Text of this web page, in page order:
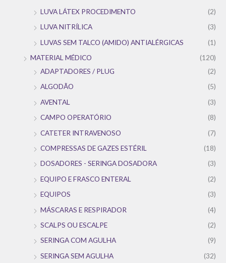
LUVA LÁTEX PROCEDIMENTO
(2)
LUVA NITRÍLICA
(3)
LUVAS SEM TALCO (AMIDO) ANTIALÉRGICAS
(1)
MATERIAL MÉDICO
(120)
ADAPTADORES / PLUG
(2)
ALGODÃO
(5)
AVENTAL
(3)
CAMPO OPERATÓRIO
(8)
CATETER INTRAVENOSO
(7)
COMPRESSAS DE GAZES ESTÉRIL
(18)
DOSADORES - SERINGA DOSADORA
(3)
EQUIPO E FRASCO ENTERAL
(2)
EQUIPOS
(3)
MÁSCARAS E RESPIRADOR
(4)
SCALPS OU ESCALPE
(2)
SERINGA COM AGULHA
(9)
SERINGA SEM AGULHA
(32)